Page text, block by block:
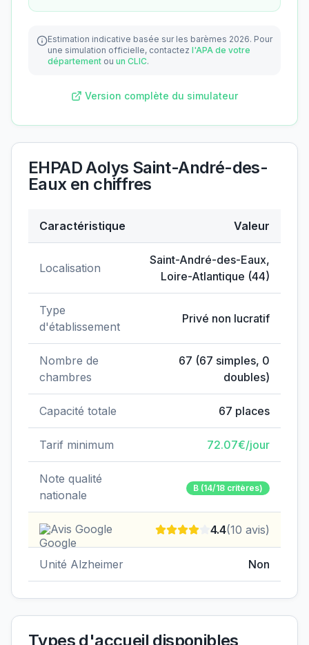
Estimation indicative basée sur les barèmes 2026. Pour
une simulation officielle, contactez l'APA de votre
département ou un CLIC.
Version complète du simulateur
EHPAD Aolys Saint-André-des-
Eauxen chiffres
Caractéristique Valeur
Localisation
Saint-André-des-Eaux,
Loire-Atlantique (44)
Type
d'établissement
Privé non lucratif
Nombre de
chambres
67 (67 simples, 0
doubles)
Capacité totale 67 places
Tarif minimum 72.07€/jour
Note qualité
nationale
B (14/18 critères)
Avis Google 4.4(10 avis)
Unité Alzheimer Non
Types d'accueil disponibles